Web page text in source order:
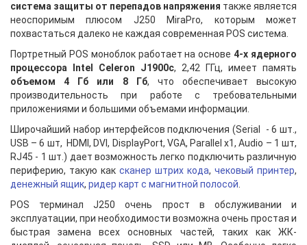
система защиты от перепадов напряжения также является
неоспоримым плюсом J250
MiraPro, которым может
похвастаться далеко не каждая современная POS система.
Портретный POS моноблок работает на основе4-х ядерного
процессора Intel Celeron J1900с, 2,42 ГГц, имеет память
объемом 4 Гб или 8 Гб, что обеспечивает высокую
производительность при работе с требовательными
приложениями и большими объемами информации.
Широчайший набор интерфейсов подключения (Serial - 6 шт.,
USB – 6 шт, HDMI, DVI, DisplayPort, VGA, Parallel x1, Audio – 1 шт,
RJ45 - 1 шт.) дает возможность легко подключить различную
периферию, такую как сканер штрих кода, чековый принтер,
денежный ящик, ридер карт с магнитной полосой
POS терминал J250 очень прост в обслуживании и
эксплуатации, при необходимости возможна очень простая и
быстрая замена всех основных частей, таких как ЖК-